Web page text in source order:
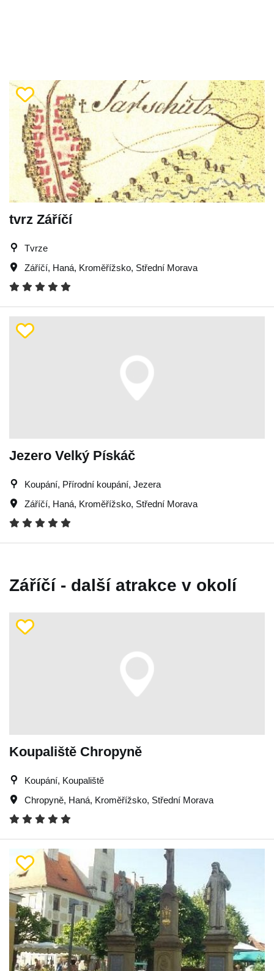
tvrz Záříčí
Tvrze
Záříčí, Haná, Kroměřížsko, Střední Morava
Jezero Velký Pískáč
Koupání, Přírodní koupání, Jezera
Záříčí, Haná, Kroměřížsko, Střední Morava
Záříčí - další atrakce v okolí
Koupaliště Chropyně
Koupání, Koupaliště
Chropyně, Haná, Kroměřížsko, Střední Morava